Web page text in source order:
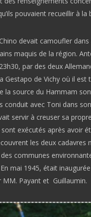
pouvaient recueillir à la
devait camoufler
maquis de la région.
par des deux
Gestapo de Vichy où il
la source du Hammam
conduit avec Toni dans
servir à creuser sa
exécutés après avoir
les deux cadavres
des communes
mai 1945, était
MM. Payant et Guillaumin.